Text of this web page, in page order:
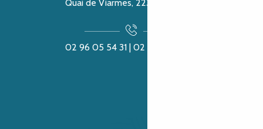
Quai de Viarmes, 22300 Lannion
02 96 05 54 31 | 02 96 04 04 57